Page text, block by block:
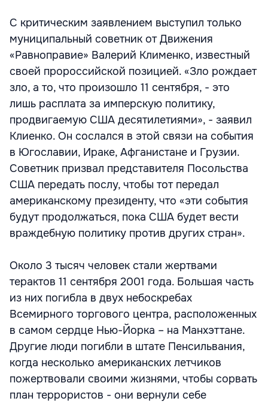
С критическим заявлением выступил только
муниципальный советник от Движения
«Равноправие» Валерий Клименко, известный
своей пророссийской позицией. «Зло рождает
зло, а то, что произошло 11 сентября, - это
лишь расплата за имперскую политику,
продвигаемую США десятилетиями», - заявил
Клиенко. Он сослался в этой связи на события
в Югославии, Ираке, Афганистане и Грузии.
Советник призвал представителя Посольства
США передать послу, чтобы тот передал
американскому президенту, что «эти события
будут продолжаться, пока США будет вести
враждебную политику против других стран».
Около 3 тысяч человек стали жертвами
терактов 11 сентября 2001 года. Большая часть
из них погибла в двух небоскребах
Всемирного торгового центра, расположенных
в самом сердце Нью-Йорка – на Манхэттане.
Другие люди погибли в штате Пенсильвания,
когда несколько американских летчиков
пожертвовали своими жизнями, чтобы сорвать
план террористов - они вернули себе